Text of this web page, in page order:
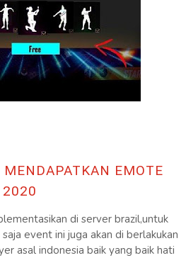
EMOTE
2020
di server brazil,untuk
event ini juga akan di berlakukan
asal indonesia baik yang baik hati